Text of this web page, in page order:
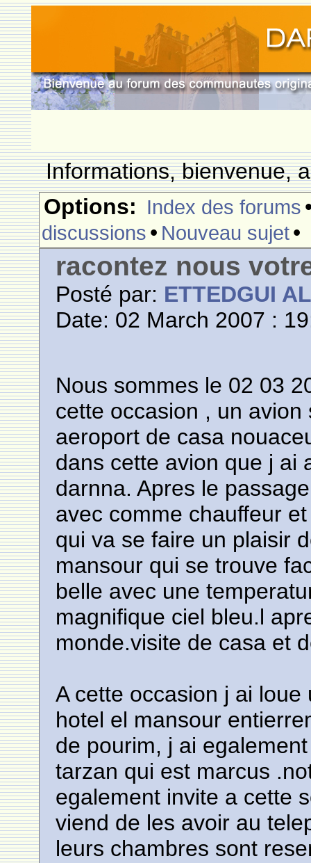
Informations, bienvenue,
Options: Index des forums
discussions • Nouveau sujet•
racontez nous
Posté par: ETTEDGUI
Date: 02 March 2007 :
Nous sommes le 02 03
cette occasion , un
aeroport de casa
dans cette avion que j ai
darnna. Apres le
avec comme chauffeur
qui va se faire un plaisir
mansour qui se trouve
belle avec une
magnifique ciel bleu.l
monde.visite de casa et
A cette occasion j ai
hotel el mansour
de pourim, j ai
tarzan qui est marcus
egalement invite a cette
viend de les avoir au
leurs chambres sont